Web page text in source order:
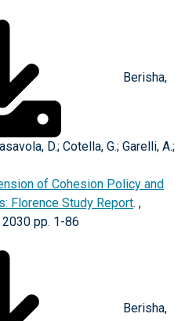
Berisha,
D.; Cotella, G.; Garelli, A.;
of Cohesion Policy and
Florence Study Report. ,
2030 pp. 1-86
Berisha,